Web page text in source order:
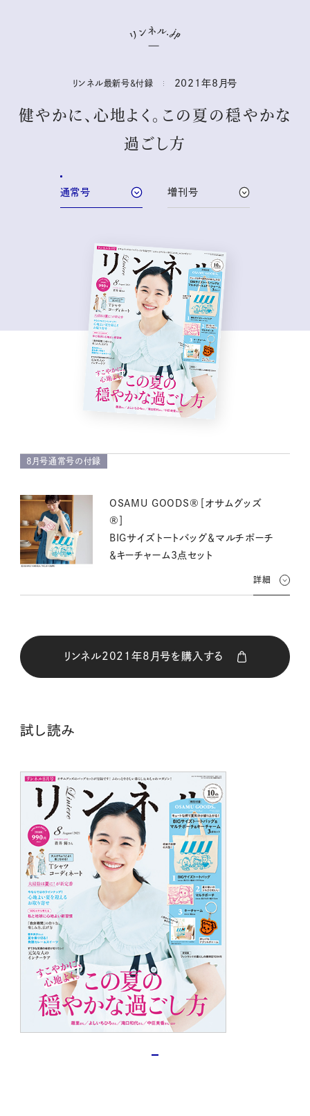
リンネル最新号&付録 2021年8 月号
健やかに、心地よく。この夏の穏やかな
過ごし方
通常号 増刊号
8月号通常号の付録
OSAMU GOODS®［オサムグッズ
®］
BIGサイズトートバッグ＆マルチポーチ
＆キーチャーム3点セット
詳細
リンネル2021年8月号を購入する
試し読み